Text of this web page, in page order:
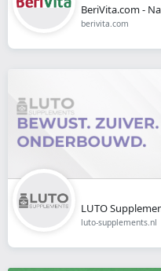
berivita.com
LUTO
luto-supplements.nl